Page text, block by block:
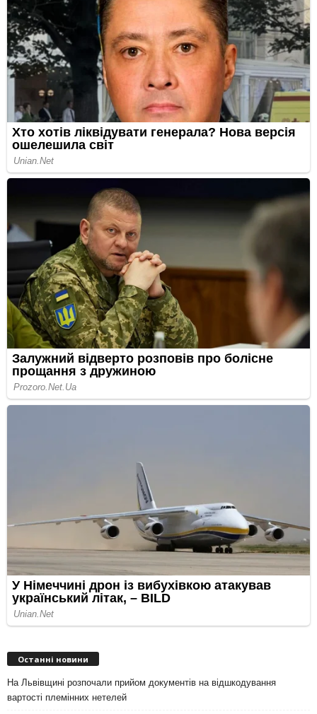
Останні новини
На Львівщині розпочали прийом документів на відшкодування
вартості племінних нетелей